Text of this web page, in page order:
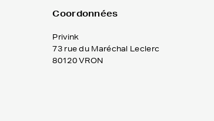
Coordonnées
Privink
73 rue du Maréchal Leclerc
80120 VRON